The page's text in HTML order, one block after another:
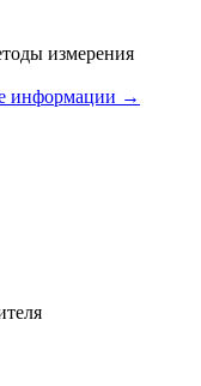
измерения
информации →